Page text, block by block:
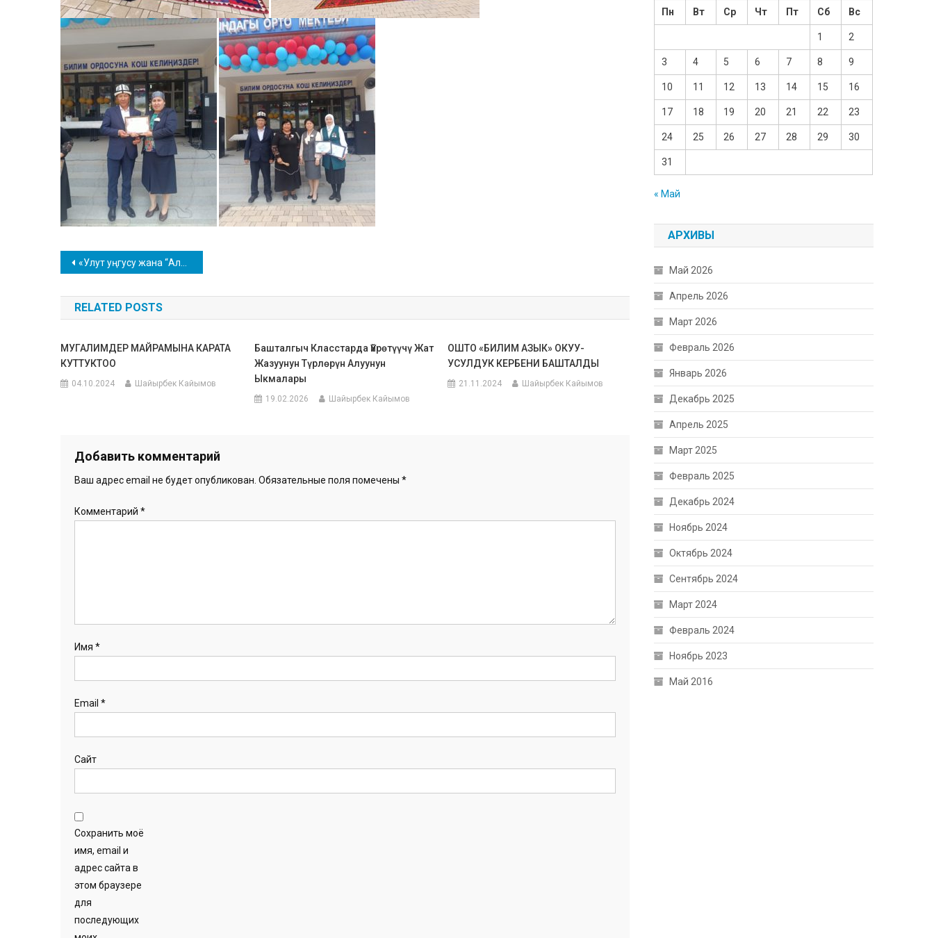
Навигация
по
записям
«Улут уңгусу жана “Алтын-Казык” – билим сапатына жол»
RELATED POSTS
МУГАЛИМДЕР МАЙРАМЫНА КАРАТА
КУТТУКТОО
04.10.2024 Шайырбек Кайымов
Башталгыч Класстарда Үйрөтүүчү Жат
Жазуунун Түрлөрүн Алуунун
Ыкмалары
19.02.2026 Шайырбек Кайымов
ОШТО «БИЛИМ АЗЫК» ОКУУ-
УСУЛДУК КЕРБЕНИ БАШТАЛДЫ
21.11.2024 Шайырбек Кайымов
Добавить комментарий
Ваш адрес email не будет опубликован. Обязательные поля помечены *
Комментарий *
Имя *
Email *
Сайт
Сохранить моё
имя, email и
адрес сайта в
этом браузере
для
последующих
Пн
Вт Ср Чт Пт Сб Вс
1 2
3 4 5 6 7 8 9
10 11 12 13 14 15 16
17 18 19 20 21 22 23
24 25 26 27 28 29 30
31
« Май
АРХИВЫ
Май 2026
Апрель 2026
Март 2026
Февраль 2026
Январь 2026
Декабрь 2025
Апрель 2025
Март 2025
Февраль 2025
Декабрь 2024
Ноябрь 2024
Октябрь 2024
Сентябрь 2024
Март 2024
Февраль 2024
Ноябрь 2023
Май 2016